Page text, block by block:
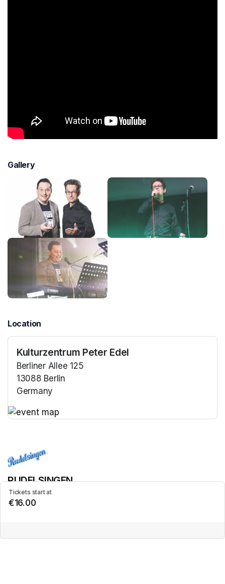
Gallery
Location
Kulturzentrum Peter Edel
Berliner Allee 125
13088 Berlin
Germany
Tickets start at
€16.00
RUDELSINGEN